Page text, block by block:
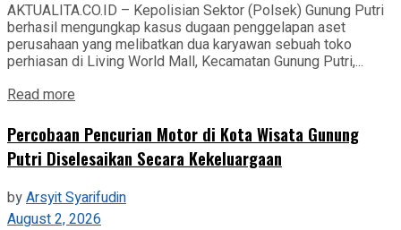
AKTUALITA.CO.ID – Kepolisian Sektor (Polsek) Gunung Putri
berhasil mengungkap kasus dugaan penggelapan aset
perusahaan yang melibatkan dua karyawan sebuah toko
perhiasan di Living World Mall, Kecamatan Gunung Putri,...
Read more
‎Percobaan Pencurian Motor di Kota Wisata Gunung
Putri Diselesaikan Secara Kekeluargaan
byArsyit Syarifudin
August 2, 2026